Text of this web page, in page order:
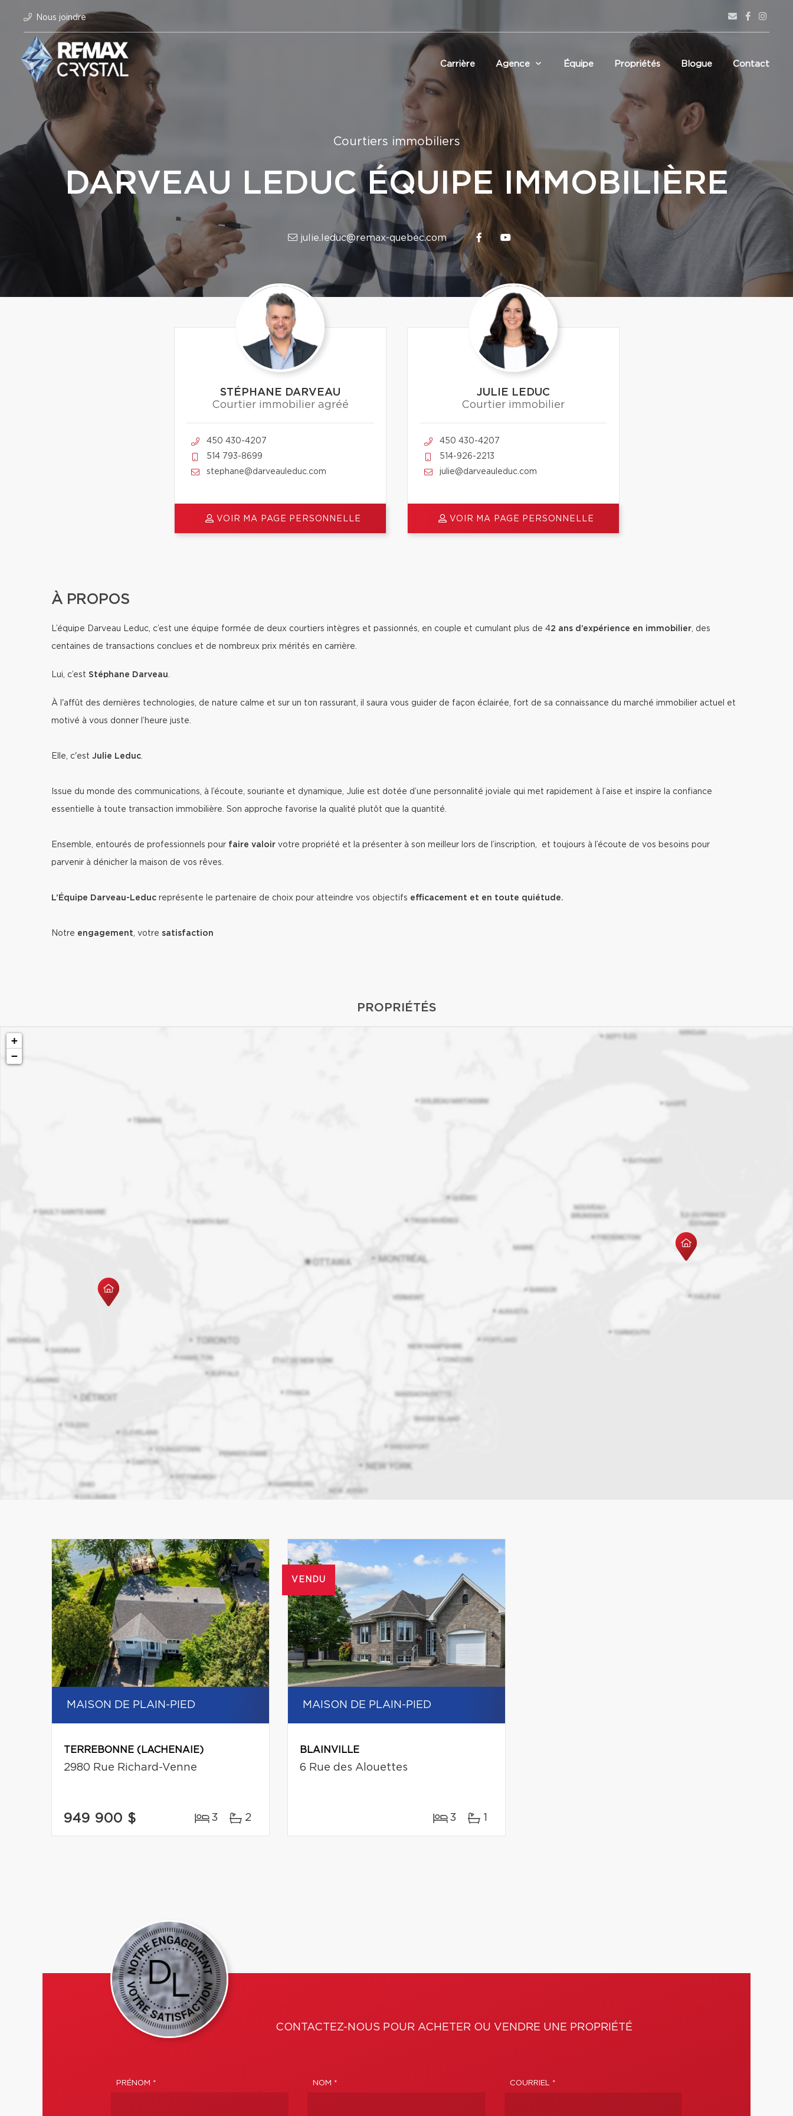
Nous joindre
Carrière Agence Équipe Propriétés Blogue Contact
Courtiers immobiliers
DARVEAU LEDUC ÉQUIPE IMMOBILIÈRE
julie.leduc@remax-quebec.com
STÉPHANE DARVEAU
Courtier immobilier agréé
450 430-4207
514 793-8699
stephane@darveauleduc.com
VOIR MA PAGE PERSONNELLE
JULIE LEDUC
Courtier immobilier
450 430-4207
514-926-2213
julie@darveauleduc.com
VOIR MA PAGE PERSONNELLE
À PROPOS
L’équipe Darveau Leduc, c’est une équipe formée de deux courtiers intègres et passionnés, en couple et cumulant plus de 42 ans d’expérience en immobilier, des
centaines de transactions conclues et de nombreux prix mérités en carrière.
Lui, c’est Stéphane Darveau.
À l'affût des dernières technologies, de nature calme et sur un ton rassurant, il saura vous guider de façon éclairée, fort de sa connaissance du marché immobilier actuel et
motivé à vous donner l’heure juste.
Elle, c'est Julie Leduc.
Issue du monde des communications, à l’écoute, souriante et dynamique, Julie est dotée d’une personnalité joviale qui met rapidement à l’aise et inspire la confiance
essentielle à toute transaction immobilière. Son approche favorise la qualité plutôt que la quantité.
Ensemble, entourés de professionnels pour faire valoir votre propriété et la présenter à son meilleur lors de l’inscription, et toujours à l’écoute de vos besoins pour
parvenir à dénicher la maison de vos rêves.
L’Équipe Darveau-Leduc représente le partenaire de choix pour atteindre vos objectifs efficacement et en toute quiétude.
Notre engagement, votre satisfaction
PROPRIÉTÉS
+
−
MAISON DE PLAIN-PIED
TERREBONNE (LACHENAIE)
2980 Rue Richard-Venne
949 900 $ 3 2
VENDU
MAISON DE PLAIN-PIED
BLAINVILLE
6 Rue des Alouettes
3 1
CONTACTEZ-NOUS POUR ACHETER OU VENDRE UNE PROPRIÉTÉ
PRÉNOM * NOM * COURRIEL *